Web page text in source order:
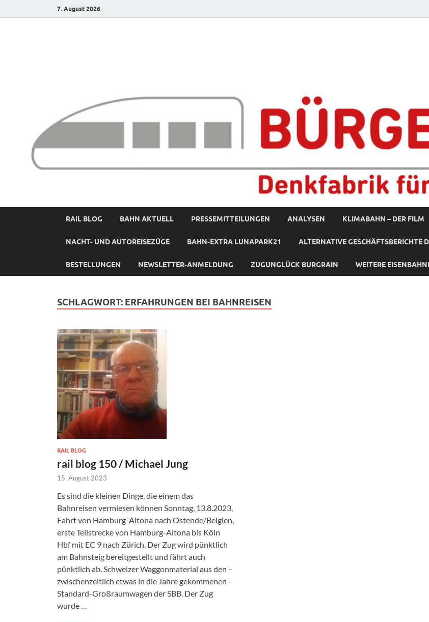
7. August 2026
RAIL BLOG BAHN AKTUELL PRESSEMITTEILUNGEN ANALYSEN KLIMABAHN – DER FILM
NACHT- UND AUTOREISEZÜGE BAHN-EXTRA LUNAPARK21 ALTERNATIVE GESCHÄFTSBERICHTE
BESTELLUNGEN NEWSLETTER-ANMELDUNG ZUGUNGLÜCK BURGRAIN WEITERE
SCHLAGWORT: ERFAHRUNGEN BEI BAHNREISEN
RAIL BLOG
rail blog 150 / Michael Jung
15. August 2023
Es sind die kleinen Dinge, die einem das
Bahnreisen vermiesen können Sonntag, 13.8.2023,
Fahrt von Hamburg-Altona nach Ostende/Belgien,
erste Teilstrecke von Hamburg-Altona bis Köln
Hbf mit EC 9 nach Zürich. Der Zug wird pünktlich
am Bahnsteig bereitgestellt und fährt auch
pünktlich ab. Schweizer Waggonmaterial aus den –
zwischenzeitlich etwas in die Jahre gekommenen –
Standard-Großraumwagen der SBB. Der Zug
wurde …